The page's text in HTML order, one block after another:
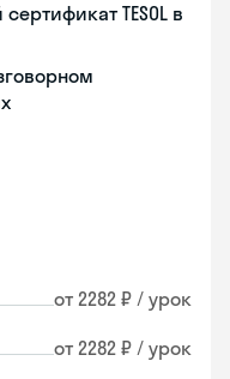
TESOL в
от 2282 ₽ / урок
от 2282 ₽ / урок